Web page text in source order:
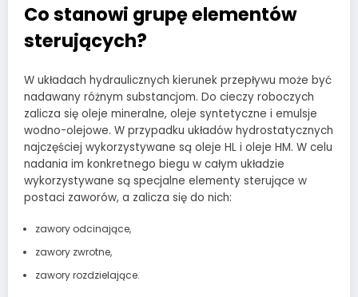
Co stanowi grupę elementów
sterujących?
W układach hydraulicznych kierunek przepływu może być
nadawany różnym substancjom. Do cieczy roboczych
zalicza się oleje mineralne, oleje syntetyczne i emulsje
wodno-olejowe. W przypadku układów hydrostatycznych
najczęściej wykorzystywane są oleje HL i oleje HM. W celu
nadania im konkretnego biegu w całym układzie
wykorzystywane są specjalne elementy sterujące w
postaci zaworów, a zalicza się do nich:
zawory odcinające,
zawory zwrotne,
zawory rozdzielające.